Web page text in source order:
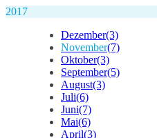
2017
Dezember(3)
November(7)
Oktober(3)
September(5)
August(3)
Juli(6)
Juni(7)
Mai(6)
April(3)